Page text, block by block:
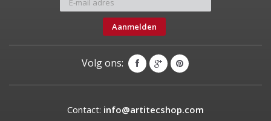
Aanmelden
Volg ons:
Contact: info@artitecshop.com